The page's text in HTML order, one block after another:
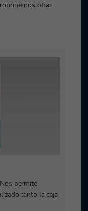
otras
permite
tanto la caja